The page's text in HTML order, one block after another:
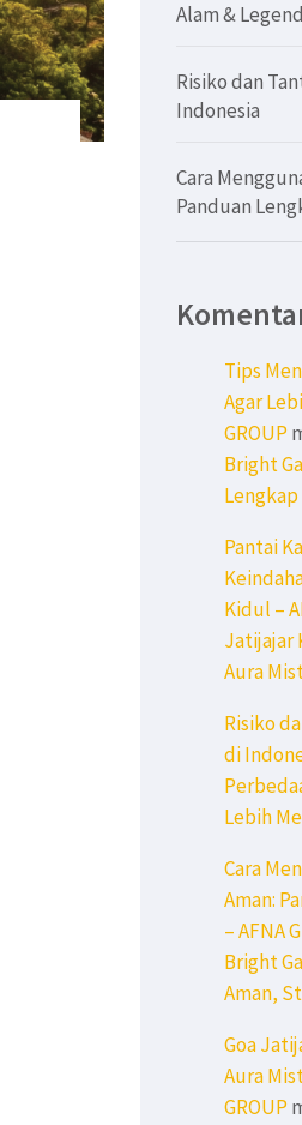
Alam &
Risiko dan
Indonesia
Cara
Panduan
Tips
Agar
GROUP
Bright
Pantai
Kidul –
Jatijajar
Aura
Risiko
di
Lebih
Cara
Aman:
– AFNA
Bright
Aman,
Goa
Aura
GROUP